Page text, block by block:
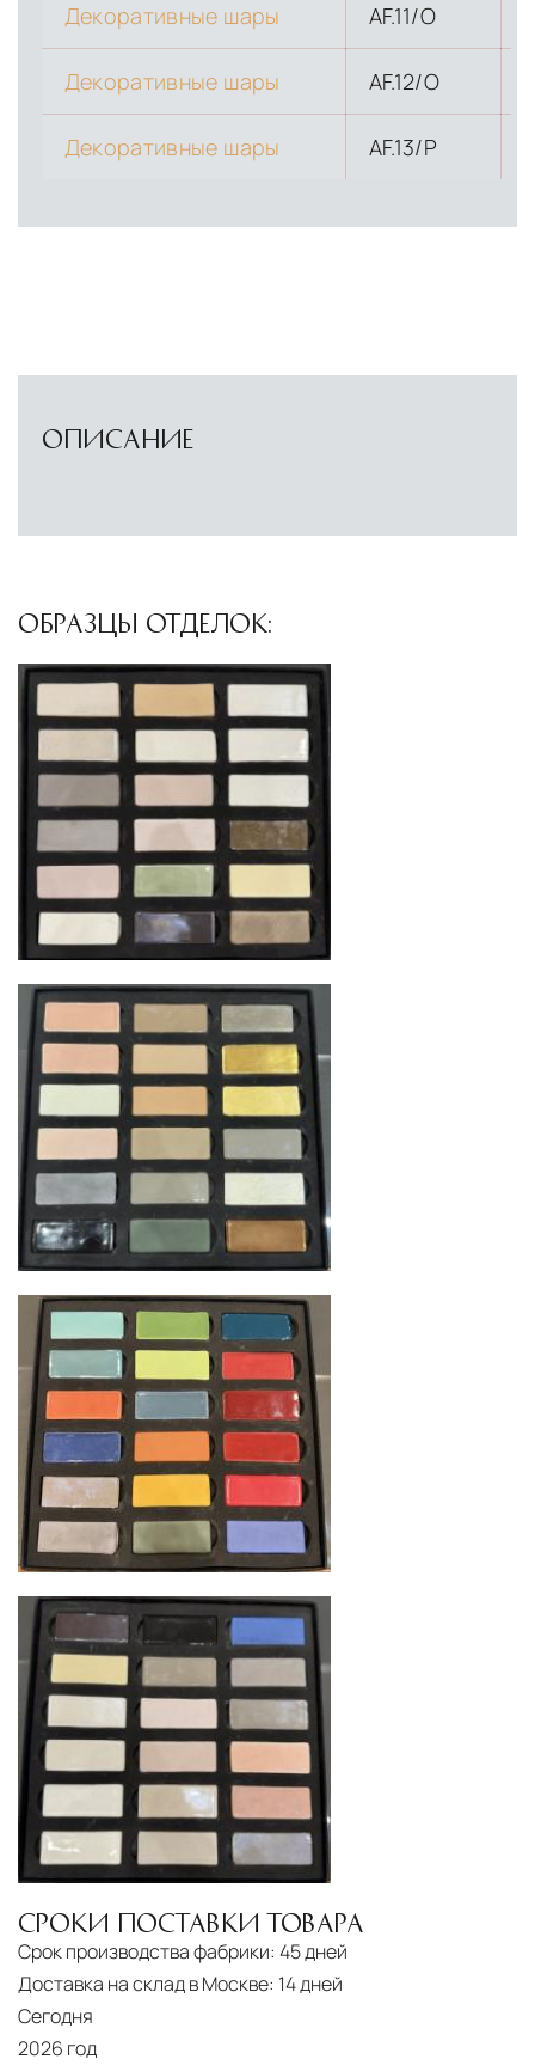
Декоративные шары AF.11/O
Декоративные шары AF.12/O
Декоративные шары AF.13/P
ОПИСАНИЕ
ОБРАЗЦЫ ОТДЕЛОК:
СРОКИ ПОСТАВКИ ТОВАРА
Срок производства фабрики: 45 дней
Доставка на склад в Москве: 14 дней
Сегодня
2026 год